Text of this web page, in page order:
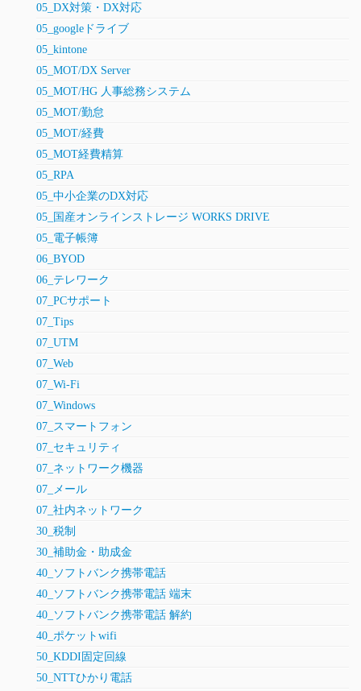
05_DX対策・DX対応
05_googleドライブ
05_kintone
05_MOT/DX Server
05_MOT/HG 人事総務システム
05_MOT/勤怠
05_MOT/経費
05_MOT経費精算
05_RPA
05_中小企業のDX対応
05_国産オンラインストレージ WORKS DRIVE
05_電子帳簿
06_BYOD
06_テレワーク
07_PCサポート
07_Tips
07_UTM
07_Web
07_Wi-Fi
07_Windows
07_スマートフォン
07_セキュリティ
07_ネットワーク機器
07_メール
07_社内ネットワーク
30_税制
30_補助金・助成金
40_ソフトバンク携帯電話
40_ソフトバンク携帯電話 端末
40_ソフトバンク携帯電話 解約
40_ポケットwifi
50_KDDI固定回線
50_NTTひかり電話